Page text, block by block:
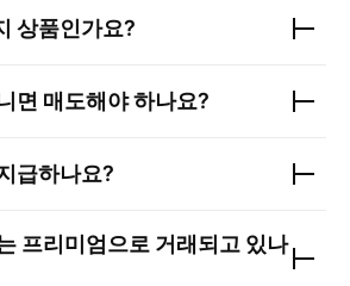
상품인가요?
면 매도해야 하나요?
급하나요?
프리미엄으로 거래되고 있나